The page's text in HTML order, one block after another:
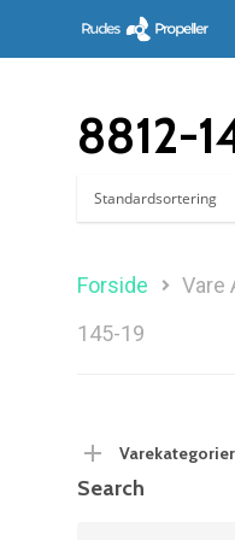
Søg efter et
8812-
Forside Vare
145-19
Varekategorier
Search